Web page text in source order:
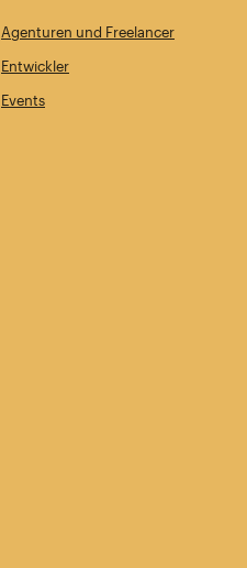
Agenturen und Freelancer
Entwickler
Events